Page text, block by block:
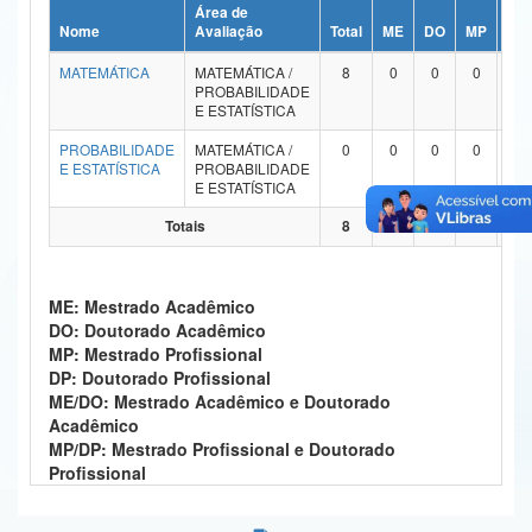
Ministério da Ciência, Tecnologia, Inovações e Comunicações
Ministério do Meio Ambiente
Ministério do Desenvolvimento Regional
Controladoria-Geral da União
Secretaria-Geral
Secretaria de Governo
Gabinete de Segurança Institucional
Advocacia-Geral da União
Nome
Área de
Avaliação
Total ME DO MP
MATEMÁTICA
MATEMÁTICA /
PROBABILIDADE
E ESTATÍSTICA
8 0 0 0
PROBABILIDADE
E ESTATÍSTICA
MATEMÁTICA /
PROBABILIDADE
E ESTATÍSTICA
0 0 0 0
Totais 8 0 0 0
ME: Mestrado Acadêmico
DO: Doutorado Acadêmico
MP: Mestrado Profissional
DP: Doutorado Profissional
ME/DO: Mestrado Acadêmico e Doutorado
Acadêmico
MP/DP: Mestrado Profissional e Doutorado
Profissional